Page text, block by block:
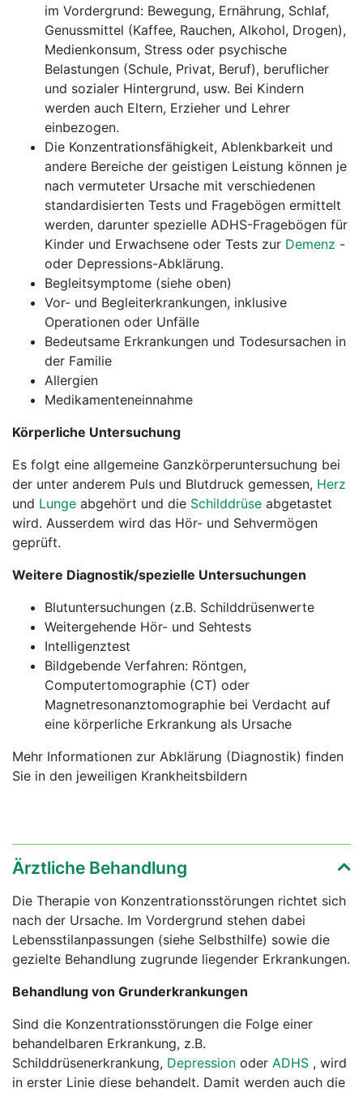
im Vordergrund: Bewegung, Ernährung, Schlaf,
Genussmittel (Kaffee, Rauchen, Alkohol, Drogen),
Medienkonsum, Stress oder psychische
Belastungen (Schule, Privat, Beruf), beruflicher
und sozialer Hintergrund, usw. Bei Kindern
werden auch Eltern, Erzieher und Lehrer
einbezogen.
Die Konzentrationsfähigkeit, Ablenkbarkeit und
andere Bereiche der geistigen Leistung können je
nach vermuteter Ursache mit verschiedenen
standardisierten Tests und Fragebögen ermittelt
werden, darunter spezielle ADHS-Fragebögen für
Kinder und Erwachsene oder Tests zur Demenz -
oder Depressions-Abklärung.
Begleitsymptome (siehe oben)
Vor- und Begleiterkrankungen, inklusive
Operationen oder Unfälle
Bedeutsame Erkrankungen und Todesursachen in
der Familie
Allergien
Medikamenteneinnahme
Körperliche Untersuchung
Es folgt eine allgemeine Ganzkörperuntersuchung bei
der unter anderem Puls und Blutdruck gemessen, Herz
und Lunge abgehört und die Schilddrüse abgetastet
wird. Ausserdem wird das Hör- und Sehvermögen
geprüft.
Weitere Diagnostik/spezielle Untersuchungen
Blutuntersuchungen (z.B. Schilddrüsenwerte
Weitergehende Hör- und Sehtests
Intelligenztest
Bildgebende Verfahren: Röntgen,
Computertomographie (CT) oder
Magnetresonanztomographie bei Verdacht auf
eine körperliche Erkrankung als Ursache
Mehr Informationen zur Abklärung (Diagnostik) finden
Sie in den jeweiligen Krankheitsbildern
Ärztliche Behandlung
Die Therapie von Konzentrationsstörungen richtet sich
nach der Ursache. Im Vordergrund stehen dabei
Lebensstilanpassungen (siehe Selbsthilfe) sowie die
gezielte Behandlung zugrunde liegender Erkrankungen.
Behandlung von Grunderkrankungen
Sind die Konzentrationsstörungen die Folge einer
behandelbaren Erkrankung, z.B.
Schilddrüsenerkrankung, Depression oder ADHS , wird
in erster Linie diese behandelt. Damit werden auch die